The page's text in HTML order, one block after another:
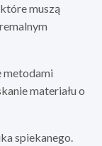
muszą
metodami
materiału o
spiekanego.